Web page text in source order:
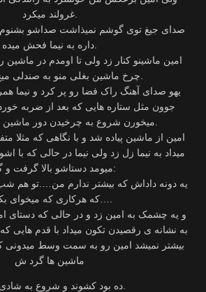
غرولند میکرد.
صدای جیغ توی گوشم نمیذاشت صداشو
امین ماشینو کنار زد ولی تا اومدم در ماشین
یهو صدای آهنگ راک فضا رو پر کرد و نیما
جوون مثل ستاره هایی که بعد از ضربه
امین از ماشین پیاده شد و با نگاهی که مثلا
میداد به نیما زل زد ولی نیما در حالی که با
میومد دستاشو بالا گرفت و گفت:
که هرکاری که میخوای بکنی….
و یه چشمک به امین زد و در حالی که دستای
به نشانه ی رقصیدن تکون میداد با قدم هایی
بیشتر نمیشد امین رو به سمت وسط میدونی
ماشین ها گرد ش